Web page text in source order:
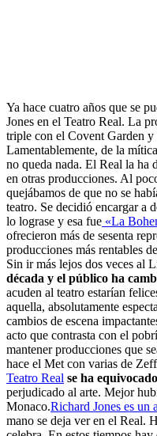
Ya hace cuatro años que se
Jones en el Teatro Real. La
triple con el Covent Garden
Lamentablemente, de la
no queda nada. El Real la ha
en otras producciones. Al
quejábamos de que no se
teatro. Se decidió encargar a
lo lograse y esa fue «La
ofrecieron más de sesenta
producciones más rentables
Sin ir más lejos dos veces al
década y el público ha
acuden al teatro estarían
aquella, absolutamente
cambios de escena
acto que contrasta con el
mantener producciones que
hace el Met con varias de
Teatro Real se ha
perjudicado al arte. Mejor
Monaco.Richard Jones es un
mano se deja ver en el Real.